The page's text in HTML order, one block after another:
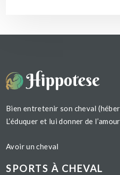
Bien entretenir son cheval
L’éduquer et lui donner de l’amour
Avoir un cheval
SPORTS À CHEVAL